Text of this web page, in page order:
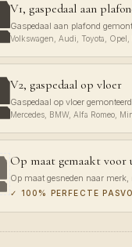
V1, gaspedaal aan
Gaspedaal aan plafond
Volkswagen, Audi, Toyota,
V2, gaspedaal op vloer
Gaspedaal op vloer gemonteerd
Mercedes, BMW, Alfa Romeo,
Op maat gemaakt voor
Op maat gesneden naar
✓ 100% PERFECTE